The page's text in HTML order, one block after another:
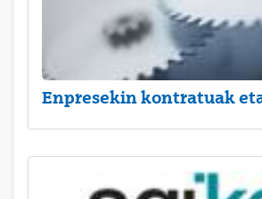
Enpresekin kontratuak